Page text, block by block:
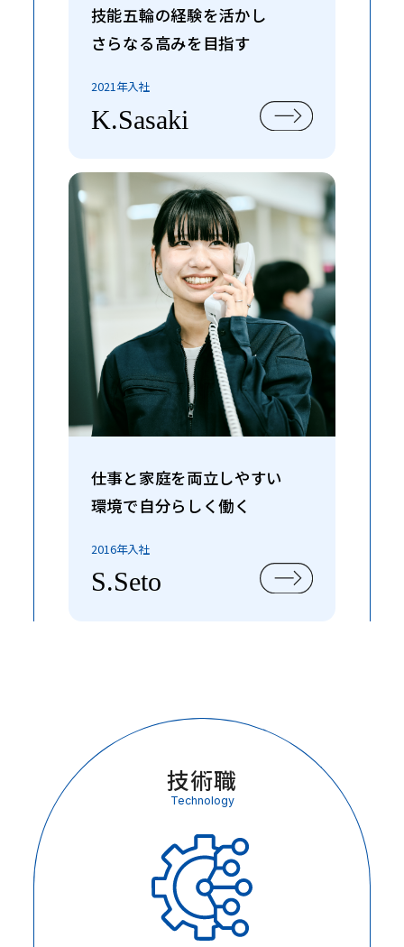
技能五輪の経験を活かし
さらなる高みを目指す
2021年入社
K.Sasaki
仕事と家庭を両立しやすい
環境で自分らしく働く
2016年入社
S.Seto
技術職
Technology